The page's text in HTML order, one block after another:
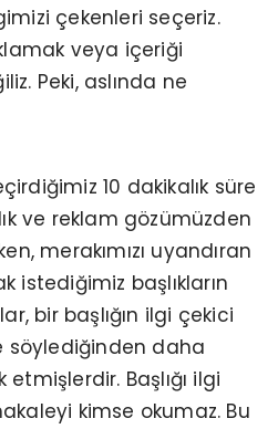
çekenleri seçeriz.
veya içeriği
Peki, aslında ne
10 dakikalık süre
ve reklam gözümüzden
merakımızı uyandıran
istediğimiz başlıkların
bir başlığın ilgi çekici
söylediğinden daha
Başlığı ilgi
kimse okumaz. Bu